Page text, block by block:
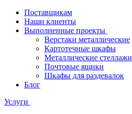
Поставщикам
Наши клиенты
Выполненные проекты
Верстаки металлические
Картотечные шкафы
Металлические стеллажи
Почтовые ящики
Шкафы для раздевалок
Блог
Услуги